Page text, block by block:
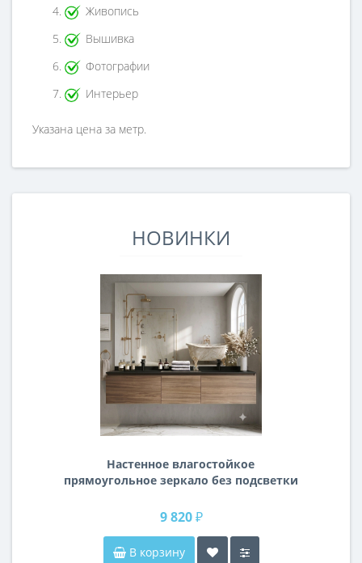
Живопись
Вышивка
Фотографии
Интерьер
Указана цена за метр.
НОВИНКИ
Настенное влагостойкое
прямоугольное зеркало без подсветки
9 820 ₽
В корзину